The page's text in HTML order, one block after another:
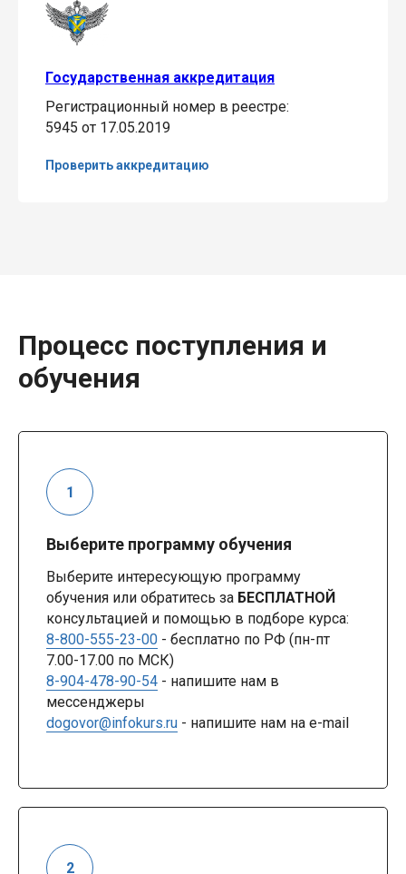
Государственная аккредитация
Регистрационный номер в реестре:
5945 от 17.05.2019
Проверить аккредитацию
Процесс поступления и
обучения
Выберите программу обучения
Выберите интересующую программу
обучения или обратитесь за БЕСПЛАТНОЙ
консультацией и помощью в подборе курса:
8-800-555-23-00 - бесплатно по РФ (пн-пт
7.00-17.00 по МСК)
8-904-478-90-54 - напишите нам в
мессенджеры
dogovor@infokurs.ru - напишите нам на e-mail